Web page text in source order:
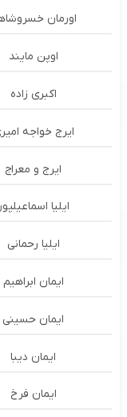
اورمان
اوپن مایند
اکبری زاده
ایرج خواجه
ایرج و معراج
ایلیا اسماعیلپور
ایلیا رحمانی
ایمان ابراهیم
ایمان حسینی
ایمان دیبا
ایمان فرخ